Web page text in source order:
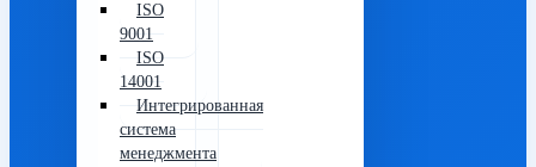
ISO
9001
ISO
14001
Интегрированная
система
менеджмента